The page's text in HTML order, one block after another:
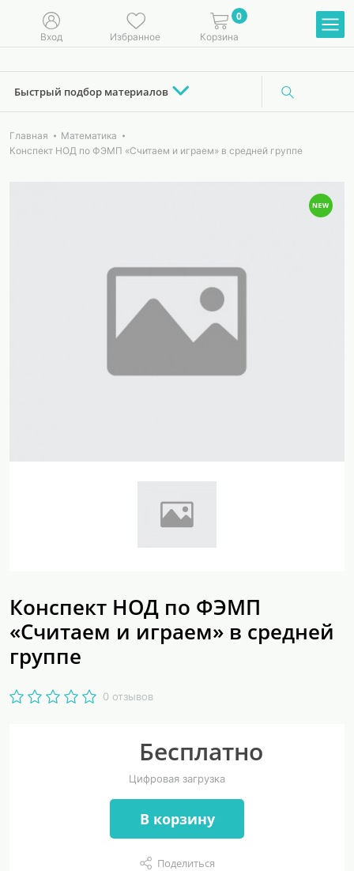
Вход Избранное
0
Корзина
Быстрый подбор материалов
Главная
Математика
Конспект НОД по ФЭМП «Считаем и играем» в средней группе
Конспект НОД по ФЭМП
«Считаем и играем» в средней
группе
0 отзывов
Бесплатно
Цифровая загрузка
В корзину
Поделиться